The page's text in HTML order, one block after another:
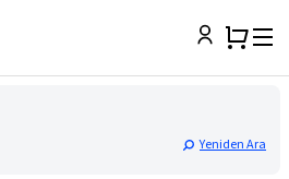
Yeniden Ara